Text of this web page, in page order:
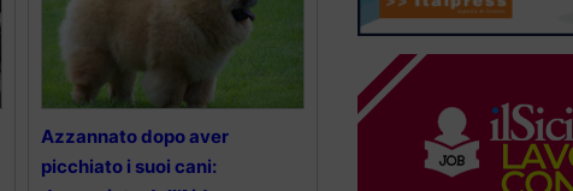
Azzannato dopo aver
picchiato i suoi cani: